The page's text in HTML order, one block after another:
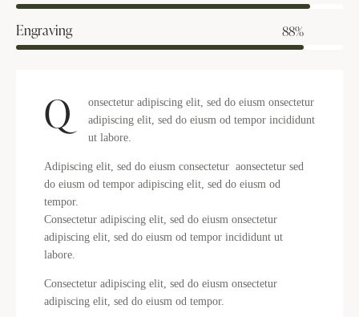
Engraving 88%
Q
onsectetur adipiscing elit, sed do eiusm onsectetur
adipiscing elit, sed do eiusm od tempor incididunt
ut labore.
Adipiscing elit, sed do eiusm consectetur aonsectetur sed
do eiusm od tempor adipiscing elit, sed do eiusm od
tempor.
Consectetur adipiscing elit, sed do eiusm onsectetur
adipiscing elit, sed do eiusm od tempor incididunt ut
labore.
Consectetur adipiscing elit, sed do eiusm onsectetur
adipiscing elit, sed do eiusm od tempor.